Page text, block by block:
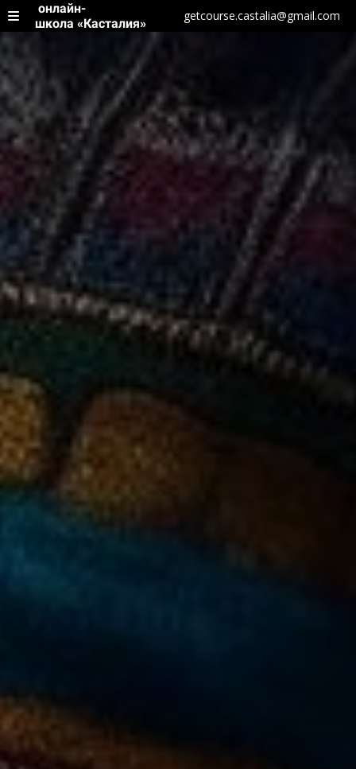
онлайн-
школа «Касталия»
getcourse.castalia@gmail.com